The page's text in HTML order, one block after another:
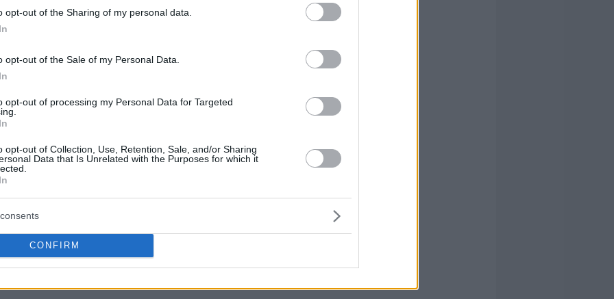
opt-out of the Sharing of my personal data.
opt-out of the Sale of my Personal Data.
opt-out of processing my Personal Data for Targeted
opt-out of Collection, Use, Retention, Sale, and/or Sharing
Data that Is Unrelated with the Purposes for which it
CONFIRM
σεζόν 2021-22, προκειμένου να
του τη νέα ομάδα στην ACB.
σεζόν σε Basket league και BCL με
πόντους, 4.8 ριμπάουντ και 2.5 ασίστ σε
… ¡Palencia da la bienvenida al